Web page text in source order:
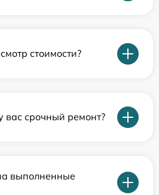
стоимости?
вас срочный ремонт?
выполненные